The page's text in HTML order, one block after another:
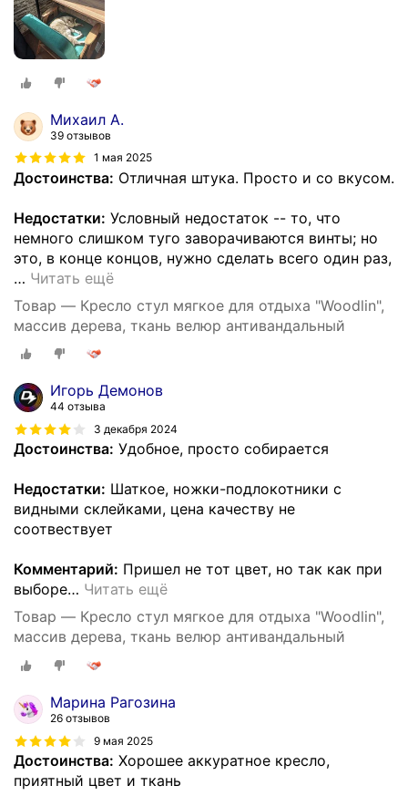
Михаил А.
39 отзывов
1 мая 2025
Достоинства: Отличная штука. Просто и со вкусом.
Недостатки: Условный недостаток -- то, что
немного слишком туго заворачиваются винты; но
это, в конце концов, нужно сделать всего один раз,
… Читать ещё
Товар — Кресло стул мягкое для отдыха "Woodlin",
массив дерева, ткань велюр антивандальный
Игорь Демонов
44 отзыва
3 декабря 2024
Достоинства: Удобное, просто собирается
Недостатки: Шаткое, ножки-подлокотники с
видными склейками, цена качеству не
соотвествует
Комментарий: Пришел не тот цвет, но так как при
выборе… Читать ещё
Товар — Кресло стул мягкое для отдыха "Woodlin",
массив дерева, ткань велюр антивандальный
Марина Рагозина
26 отзывов
9 мая 2025
Достоинства: Хорошее аккуратное кресло,
приятный цвет и ткань